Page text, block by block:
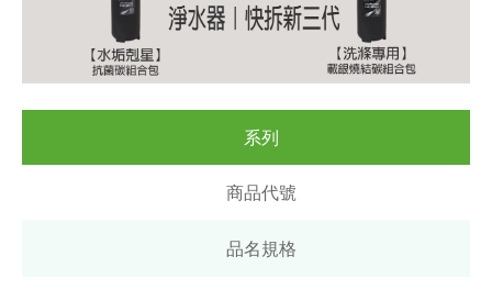
系列
商品代號
品名規格